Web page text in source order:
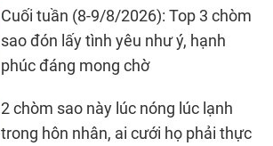
Cuối tuần (8-9/8/2026): Top 3 chòm
sao đón lấy tình yêu như ý, hạnh
phúc đáng mong chờ
2 chòm sao này lúc nóng lúc lạnh
trong hôn nhân, ai cưới họ phải thực